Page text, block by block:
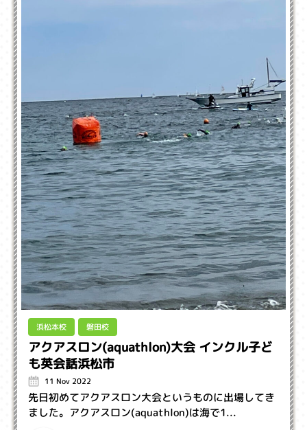
浜松本校 磐田校
アクアスロン(aquathlon)大会 インクル子ど
も英会話浜松市
11 Nov 2022
先日初めてアクアスロン大会というものに出場してき
ました。アクアスロン(aquathlon)は海で1...